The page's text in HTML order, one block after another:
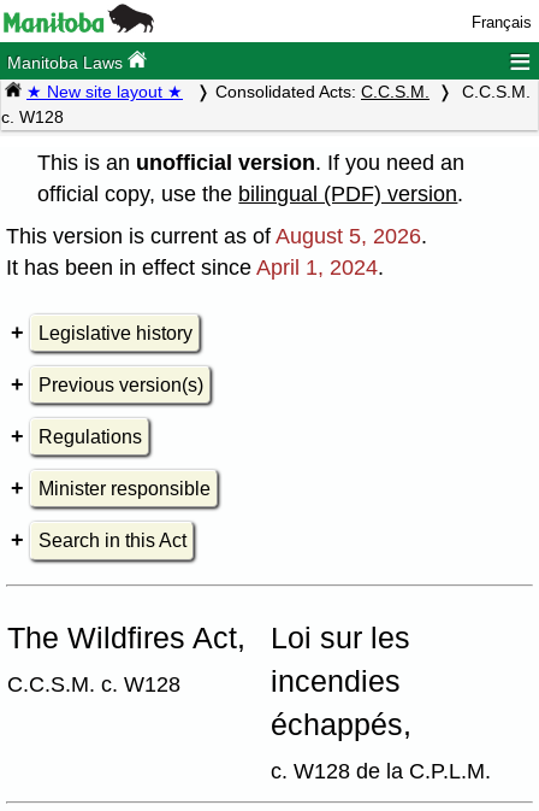
Français
Manitoba Laws ≡
★ New site layout ★ Consolidated Acts: C.C.S.M.
C.C.S.M.
c. W128
This is an unofficial version. If you need an
official copy, use the bilingual (PDF) version.
This version is current as of August 5, 2026.
It has been in effect since April 1, 2024.
Legislative history
Previous version(s)
Regulations
Minister responsible
Search in this Act
The Wildfires Act,
C.C.S.M. c. W128
Loi sur les
incendies
échappés,
c. W128 de la C.P.L.M.